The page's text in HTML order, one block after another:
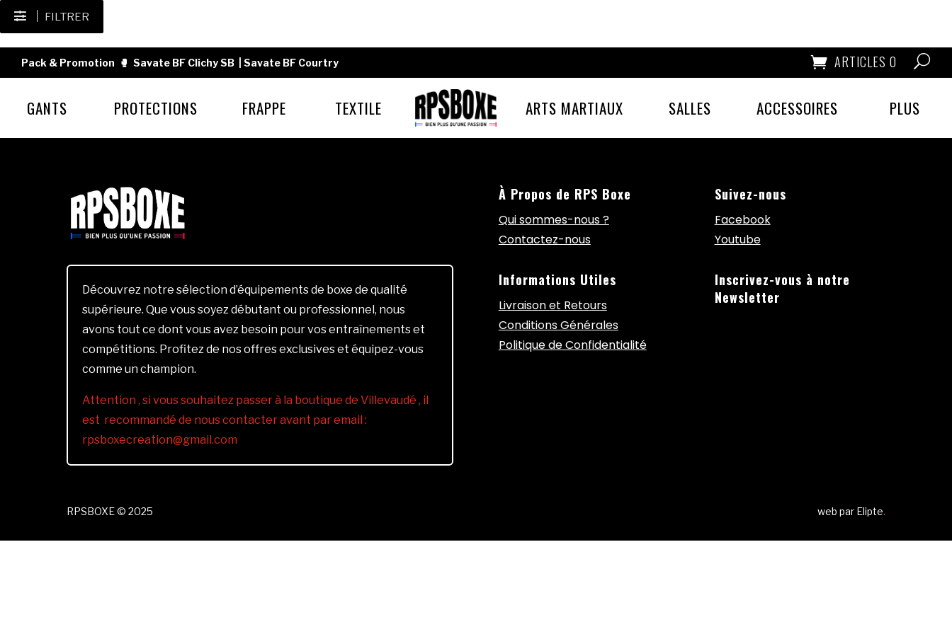
FILTRER
Pack & Promotion 🥊 Savate BF Clichy SB Savate BF Courtry ARTICLES 0
GANTS PROTECTIONS FRAPPE TEXTILE ARTS MARTIAUX SALLES ACCESSOIRES PLUS
Découvrez notre sélection d’équipements de boxe de qualité
supérieure. Que vous soyez débutant ou professionnel, nous
avons tout ce dont vous avez besoin pour vos entraînements et
compétitions. Profitez de nos offres exclusives et équipez-vous
comme un champion.
Attention , si vous souhaitez passer à la boutique de Villevaudé , il
est recommandé de nous contacter avant par email :
rpsboxecreation@gmail.com
À Propos de RPS Boxe
Qui sommes-nous ?
Contactez-nous
Informations Utiles
Livraison et Retours
Conditions Générales
Politique de Confidentialité
Suivez-nous
Facebook
Youtube
Inscrivez-vous à notre
Newsletter
RPSBOXE © 2025 web par Elipte.